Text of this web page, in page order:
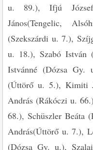
u. 89.), Ifjú
János(Tengelic,
(Szekszárdi u. 7.),
u. 18.), Szabó István
Istvánné (Dózsa Gy.
(Úttörő u. 5.), Kimiti
András (Rákóczi u.
68.), Schüszler Beáta
András(Úttörő u. 7.),
(Dózsa Gy. u.),